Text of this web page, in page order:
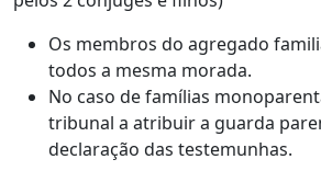
Os membros do agregado
todos a mesma morada.
No caso de famílias
tribunal a atribuir a guarda
declaração das testemunhas.